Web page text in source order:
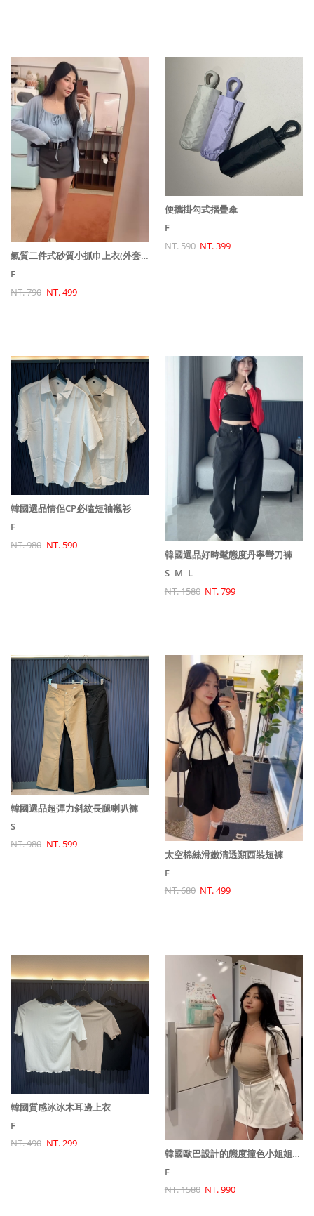
氣質二件式砂質小抓巾上衣(外套+背心)
F
NT. 790 NT. 499
便攜掛勾式摺疊傘
F
NT. 590 NT. 399
韓國選品情侶CP必嗑短袖襯衫
F
NT. 980 NT. 590
韓國選品好時髦態度丹寧彎刀褲
S M L
NT. 1580 NT. 799
韓國選品超彈力斜紋長腿喇叭褲
S
NT. 980 NT. 599
太空棉絲滑嫩清透類西裝短褲
F
NT. 680 NT. 499
韓國質感冰冰木耳邊上衣
F
NT. 490 NT. 299
韓國歐巴設計的態度撞色小姐姐套裝(外套+裙子)
F
NT. 1580 NT. 990